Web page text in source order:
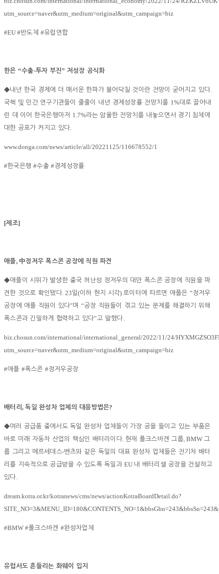
utm_source=naver&utm_medium=original&utm_campaign=biz
#EU #반도체#유럽연합
한은 “수출-투자 부진” 저성장 공식화
◆내년 한국 경제에 더 매서운 한파가 불어닥칠 것이란 전망이 굳어지고 있다.
국책 및 민간 연구기관들이 줄줄이 내년 경제성장률 전망치를 1%대로 끌어내
린 데 이어 한국은행마저
1.7%라는 암울한 전망치를 내놓으면서 경기 침체에
대한 공포가 커지고 있다.
www.donga.com/news/article/all/20221125/116678552/1
#한국은행#수출#경제성장률
[제조]
애플,中정저우 폭스콘 공장에 직원 파견
◆애플이 시위가 발생한 중국 허난성 정저우의 대만 폭스콘 공장에 직원을 파
견한 것으로 확인됐다. 23일(이하 현지 시각)로이터에 따르면 애플은 “정저우
공장에 애플 직원이 있다”며 “공장 직원들이 겪고 있는 문제를 해결하기 위해
폭스콘과 긴밀하게 협력하고 있다”고 말했다.
biz.chosun.com/international/international_general/2022/11/24/
utm_source=naver&utm_medium=original&utm_campaign=biz
#애플 #폭스콘 #정저우공장
배터리 ,독일 완성차 업체의 대응방법은?
◆여러 공급품 중에서도 독일 완성차 업체들이 가장 공을 들이고 있는 부품은
바로 미래 자동차 산업의 핵심인 배터리이다. 현재 폴크스바겐 그룹, BMW 그
룹 그리고 메르세데스-벤츠와 같은 독일의 대표 완성차 업체들은 전기차 배터
리를 지속적으로 공급받을 수 있도록 독일과EU 내 배터리셀 공장을 건설하고
있다.
dream.kotra.or.kr/kotranews/cms/news/actionKotraBoardDetail.do?
#BMW #폴크스바겐 #완성차업체
유럽서도 흔들리는 화웨이 입지